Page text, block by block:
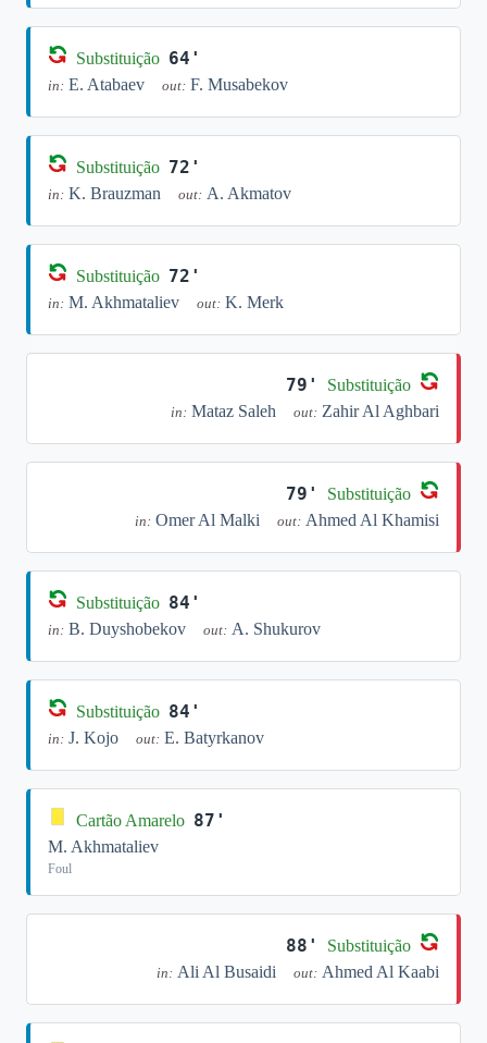
Substituição 64'
in: E. Atabaev out: F. Musabekov
Substituição 72'
in: K. Brauzman out: A. Akmatov
Substituição 72'
in: M. Akhmataliev out: K. Merk
79' Substituição
in: Mataz Saleh out: Zahir Al Aghbari
79' Substituição
in: Omer Al Malki out: Ahmed Al Khamisi
Substituição 84'
in: B. Duyshobekov out: A. Shukurov
Substituição 84'
in: J. Kojo out: E. Batyrkanov
Cartão Amarelo 87'
M. Akhmataliev
Foul
88' Substituição
in: Ali Al Busaidi out: Ahmed Al Kaabi